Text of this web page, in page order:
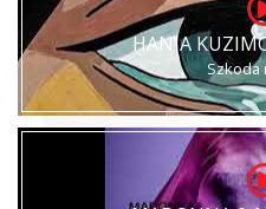
HANIA
Szkoda